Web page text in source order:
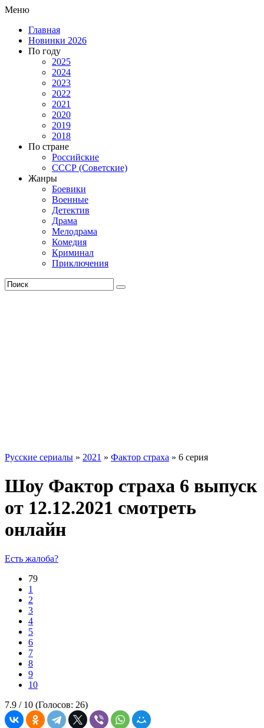
Меню
Главная
Новинки 2026
По году
2025
2024
2023
2022
2021
2020
2019
2018
По стране
Российские
СССР (Советские)
Жанры
Боевики
Военные
Детектив
Драма
Мелодрама
Комедия
Криминал
Приключения
Русские сериалы » 2021 » Фактор страха » 6 серия
Шоу Фактор страха 6 выпуск
от 12.12.2021 смотреть
онлайн
Есть жалоба?
79
1
2
3
4
5
6
7
8
9
10
7.9 / 10 (Голосов: 26)